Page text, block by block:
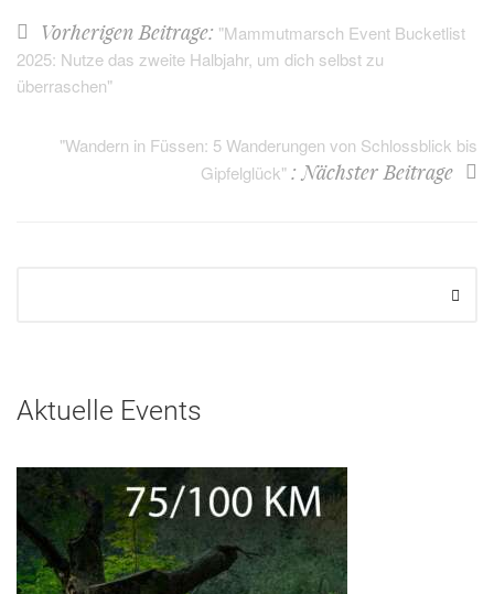
Vorherigen Beitrage: "Mammutmarsch Event Bucketlist
2025: Nutze das zweite Halbjahr, um dich selbst zu
überraschen"
"Wandern in Füssen: 5 Wanderungen von Schlossblick bis
Gipfelglück": Nächster Beitrage
Aktuelle Events